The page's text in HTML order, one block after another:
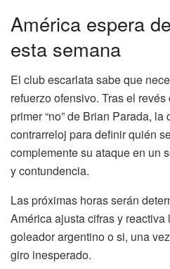
América espera
esta semana
El club escarlata sabe que
refuerzo ofensivo. Tras el
primer “no” de Brian Parada,
contrarreloj para definir quién
complemente su ataque en un
y contundencia.
Las próximas horas serán
América ajusta cifras y reactiva
goleador argentino o si, una
giro inesperado.